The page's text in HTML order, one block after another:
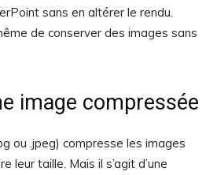
sans en altérer le rendu.
de conserver des images sans
image compressée
ou .jpeg) compresse les images
leur taille. Mais il s’agit d’une